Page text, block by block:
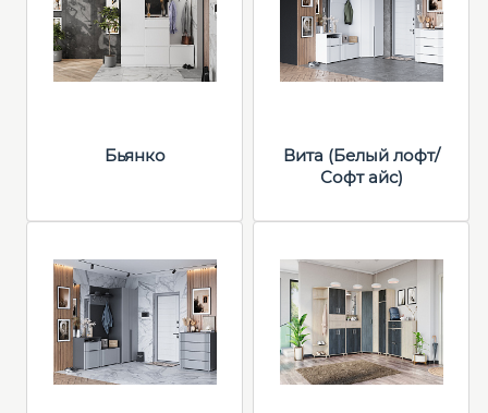
Бьянко
Вита (Белый лофт/
Софт айс)